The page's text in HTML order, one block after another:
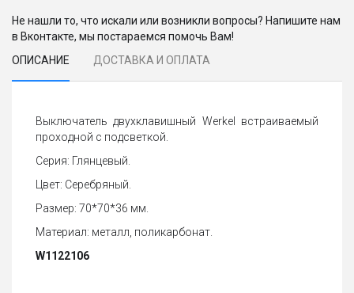
Не нашли то, что искали или возникли вопросы? Напишите нам
в Вконтакте, мы постараемся помочь Вам!
ОПИСАНИЕ
ДОСТАВКА И ОПЛАТА
Выключатель двухклавишный Werkel встраиваемый
проходной с подсветкой.
Серия: Глянцевый.
Цвет: Серебряный.
Размер: 70*70*36 мм.
Материал: металл, поликарбонат.
W1122106